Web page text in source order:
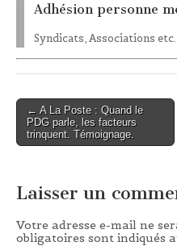
Adhésion personne
Syndicats, Associations etc.
Post navigation
← A La Poste : Quand le
PDG parle, les facteurs
trinquent. Témoignage.
Laisser un
Votre adresse e-mail ne
obligatoires sont indiqués